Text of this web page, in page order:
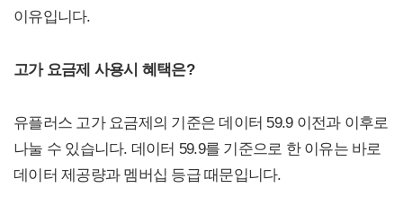
이유입니다.
고가 요금제 사용시 혜택은?
유플러스 고가 요금제의 기준은 데이터 59.9 이전과 이후로
나눌 수 있습니다. 데이터 59.9를 기준으로 한 이유는 바로
데이터 제공량과 멤버십 등급 때문입니다.